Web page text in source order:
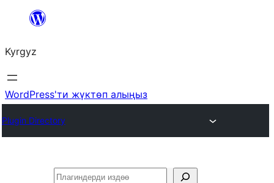
Мазмунга
Kyrgyz
WordPress'ти жүктөп алыңыз
Plugin Directory
Издөө